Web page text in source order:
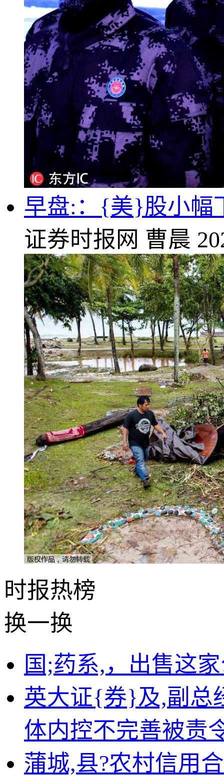
早盘:：{美}股小幅
证券时报网 曹晨
时报热榜
换一换
国;药系,，出售这
英大证{券}及,副总
体内控不完善被责
蒲城,县?农村信用